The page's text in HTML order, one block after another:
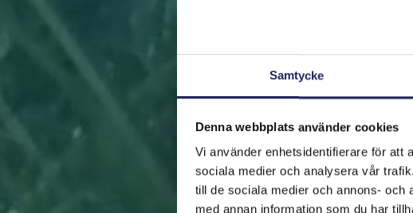
Samtycke
Denna webbplats använder cookies
Vi använder enhetsidentifierare för att
sociala medier och analysera vår
till de sociala medier och annons-
med annan information som du har